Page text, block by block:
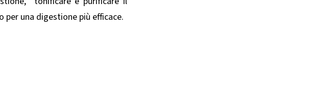
una digestione più efficace.